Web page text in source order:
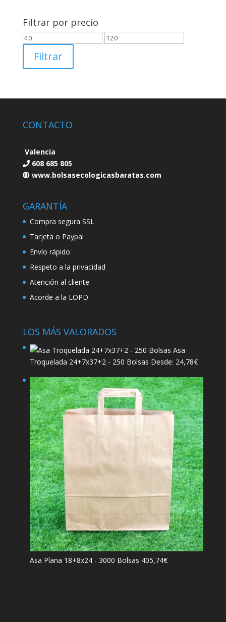
Filtrar por precio
Precio
mínimo
Precio
Filtrar
CONTACTO
Valencia
608 685 805
www.bolsasecologicasbaratas.com
GARANTÍA
Compra segura SSL
Tarjeta o Paypal
Envío rápido
Respeto a la privacidad
Atención al cliente
Acorde a la LOPD
LOS MÁS VALORADOS
Asa
Troquelada 24+7x37+2 - 250 Bolsas Desde: 24,78€
Asa Plana 18+8x24 - 3000 Bolsas 405,74€